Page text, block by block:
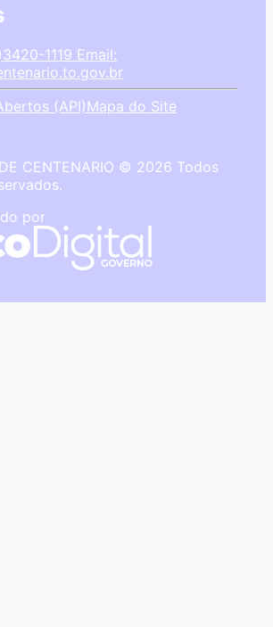
1119 Email:
(API)Mapa do Site
DE CENTENARIO © 2026 Todos
por